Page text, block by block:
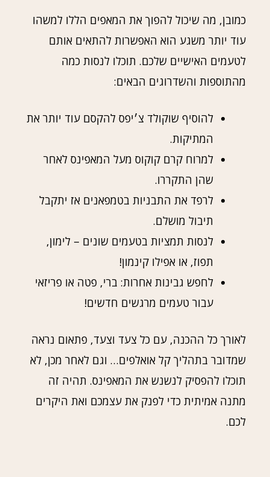
כמובן, מה שיכול להפוך את המאפים הללו למשהו
עוד יותר משגע הוא האפשרות להתאים אותם
לטעמים האישיים שלכם. תוכלו לנסות כמה
מהתוספות והשדרוגים הבאים:
להוסיף שוקולד צ׳יפס להקסם עוד יותר את
המתיקות.
למרוח קרם קוקוס מעל המאפינס לאחר
שהן התקררו.
לרפד את התבניות בטמפאנים אז יתקבל
תיבול מושלם.
לנסות תמציות בטעמים שונים – לימון,
תפוז, או אפילו קינמון!
לחפש גבינות אחרות: ברי, פטה או פריזאי
עבור טעמים מרגשים חדשים!
לאורך כל ההכנה, עם כל צעד וצעד, פתאום נראה
שמדובר בתהליך קל אואלפים… וגם לאחר מכן, לא
תוכלו להפסיק לנשנש את המאפינס. תהיה זה
מתנה אמיתית כדי לפנק את עצמכם ואת היקרים
לכם.